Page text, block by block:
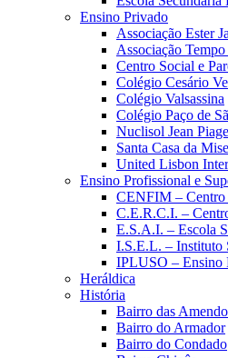
Ensino Privado
Associação Ester
Associação
Centro Social e
Colégio Cesário
Colégio Valsassina
Colégio Paço de
Nuclisol Jean
Santa Casa da
United Lisbon
Ensino Profissional e
CENFIM – Centro
C.E.R.C.I. –
E.S.A.I. – Escola
I.S.E.L. – Instituto
IPLUSO – Ensino
Heráldica
História
Bairro das
Bairro do Armador
Bairro do Condado